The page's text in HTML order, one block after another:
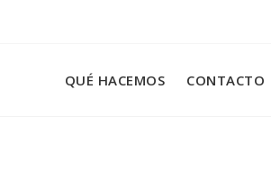
QUÉ HACEMOS
CONTACTO